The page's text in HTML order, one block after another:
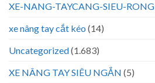
XE-NANG-TAYCANG-SIEU-RONG
xe nâng tay cắt kéo (14)
Uncategorized(1.683)
XE NÂNG TAY SIÊU NGẮN (5)